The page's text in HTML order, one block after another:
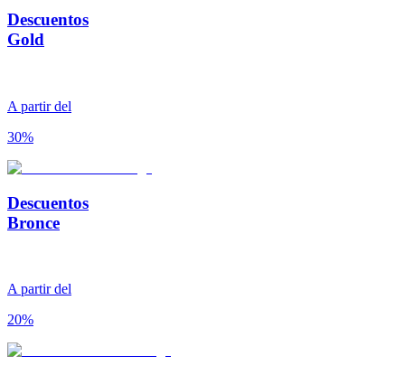
Descuentos
Gold
A partir del
30%
Descuentos
Bronce
A partir del
20%